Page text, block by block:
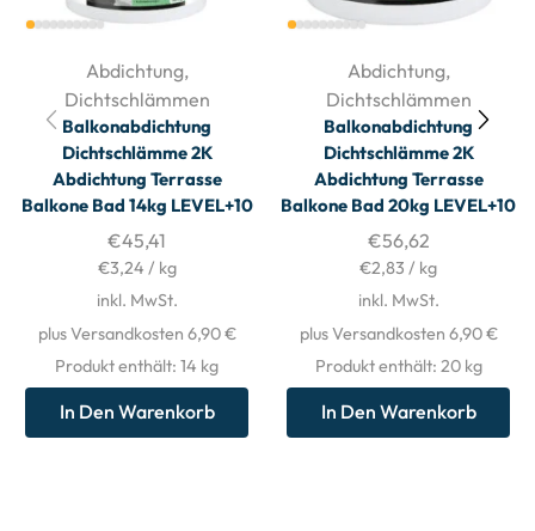
Abdichtung,
Dichtschlämmen
Balkonabdichtung
Dichtschlämme 2K
Abdichtung Terrasse
Balkone Bad 14kg LEVEL+10
€45,41
€3,24 / kg
inkl. MwSt.
plus Versandkosten 6,90 €
Produkt enthält: 14 kg
In Den Warenkorb
Abdichtung,
Dichtschlämmen
Balkonabdichtung
Dichtschlämme 2K
Abdichtung Terrasse
Balkone Bad 20kg LEVEL+10
€56,62
€2,83 / kg
inkl. MwSt.
plus Versandkosten 6,90 €
Produkt enthält: 20 kg
In Den Warenkorb